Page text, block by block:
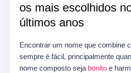
os mais escolhidos
últimos anos
Encontrar um nome que combine
sempre é fácil, principalmente
nome composto seja bonito e